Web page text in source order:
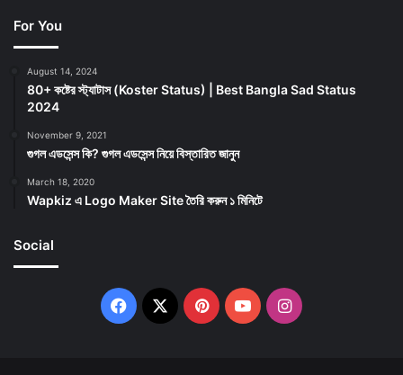
For You
August 14, 2024
80+ কষ্টের স্ট্যাটাস (Koster Status) | Best Bangla Sad Status
2024
November 9, 2021
গুগল এডসেন্স কি? গুগল এডসেন্স নিয়ে বিস্তারিত জানুন
March 18, 2020
Wapkiz এ Logo Maker Site তৈরি করুন ১ মিনিটে
Social
Facebook
X PinterestYouTubeInstagram